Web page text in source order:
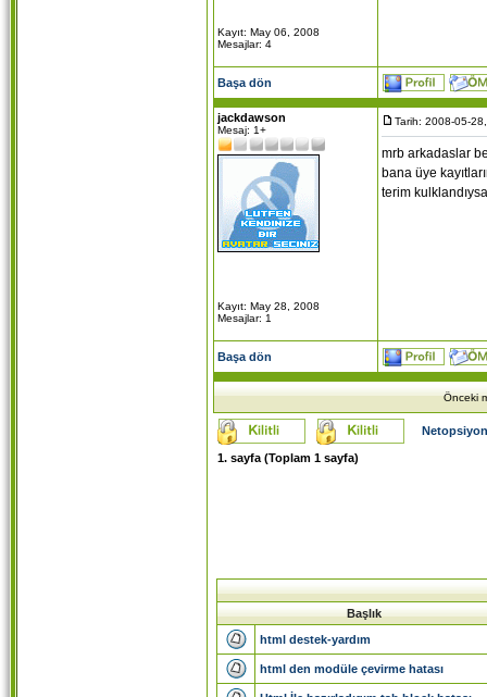
Kayıt: May 06, 2008
Mesajlar: 4
Başa dön
jackdawson
Mesaj: 1+
Kayıt: May 28, 2008
Mesajlar: 1
Tarih: 2008-05-
mrb arkadaslar
bana üye
terim
Başa dön
Önceki
1. sayfa (Toplam 1 sayfa)
Başlık
html destek-yardım
html den modüle çevirme hatası